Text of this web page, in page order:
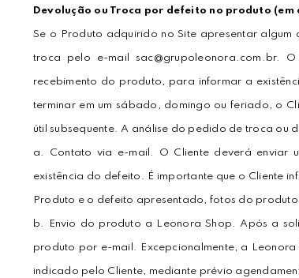
Devolução ou Troca por defeito no produto (em
Se o Produto adquirido no Site apresentar
troca pelo e-mail sac@grupoleonora.com.br.
recebimento do produto, para informar a
terminar em um sábado, domingo ou feriado, o
útil subsequente. A análise do pedido de troca ou
a. Contato via e-mail. O Cliente deverá enviar
existência do defeito. É importante que o Cliente
Produto e o defeito apresentado, fotos do
b. Envio do produto a Leonora Shop. Após a
produto por e-mail. Excepcionalmente, a
indicado pelo Cliente, mediante prévio